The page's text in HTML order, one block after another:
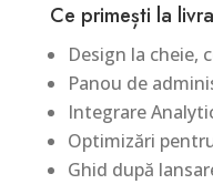
Ce primești la
Design la cheie,
Panou de
Integrare
Optimizări
Ghid după